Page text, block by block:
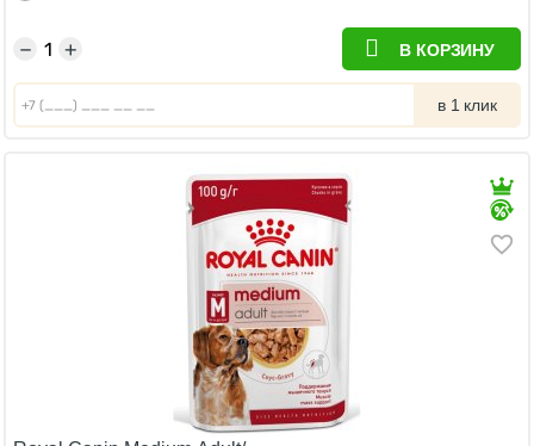
+
− В КОРЗИНУ
в 1 клик